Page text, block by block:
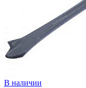
В наличии